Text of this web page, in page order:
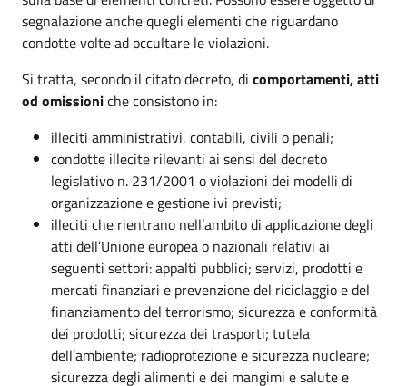
segnalazione anche quegli elementi che riguardano
condotte volte ad occultare le violazioni.
Si tratta, secondo il citato decreto, di comportamenti, atti
od omissioniche consistono in:
illeciti amministrativi, contabili, civili o penali;
condotte illecite rilevanti ai sensi del decreto
legislativo n. 231/2001 o violazioni dei modelli di
organizzazione e gestione ivi previsti;
illeciti che rientrano nell’ambito di applicazione degli
atti dell’Unione europea o nazionali relativi ai
seguenti settori: appalti pubblici; servizi, prodotti e
mercati finanziari e prevenzione del riciclaggio e del
finanziamento del terrorismo; sicurezza e conformità
dei prodotti; sicurezza dei trasporti; tutela
dell’ambiente; radioprotezione e sicurezza nucleare;
sicurezza degli alimenti e dei mangimi e salute e